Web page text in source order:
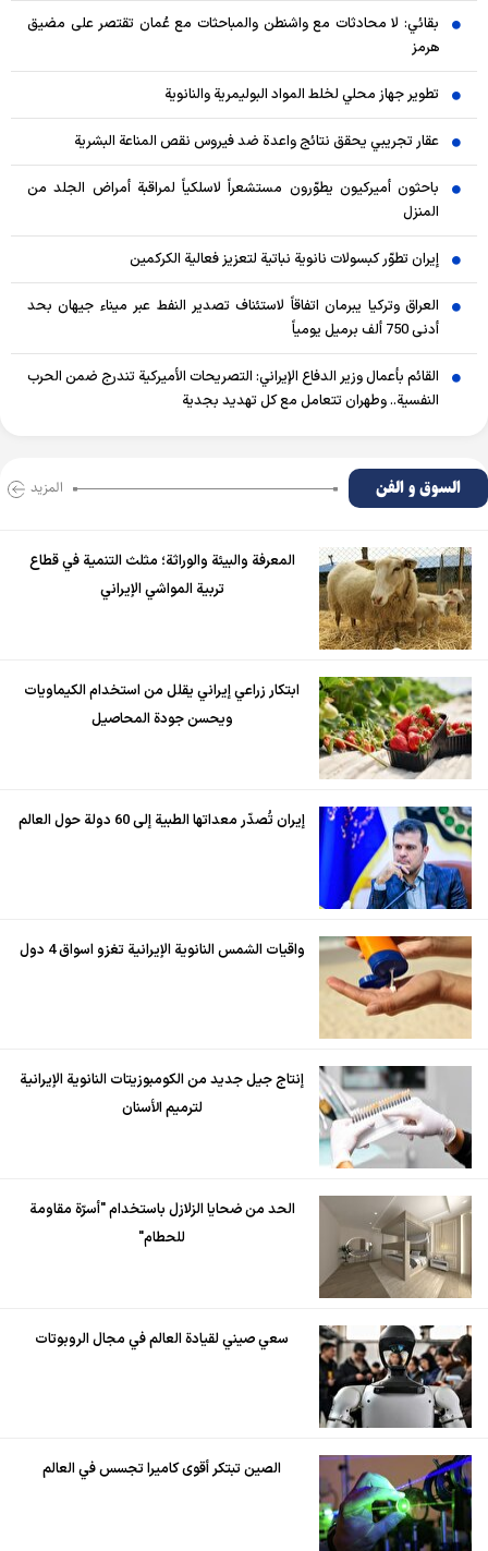
بقائي: لا محادثات مع واشنطن والمباحثات مع عُمان تقتصر على مضيق
هرمز
تطوير جهاز محلي لخلط المواد البوليمرية والنانوية
عقار تجريبي يحقق نتائج واعدة ضد فيروس نقص المناعة البشرية
باحثون أميركيون يطوّرون مستشعراً لاسلكياً لمراقبة أمراض الجلد من
المنزل
إيران تطوّر كبسولات نانوية نباتية لتعزيز فعالية الكركمين
العراق وتركيا يبرمان اتفاقاً لاستئناف تصدير النفط عبر ميناء جيهان بحد
أدنى 750 ألف برميل يومياً
القائم بأعمال وزير الدفاع الإيراني: التصريحات الأميركية تندرج ضمن الحرب
النفسية.. وطهران تتعامل مع كل تهديد بجدية
السوق و الفن المزید
المعرفة والبيئة والوراثة؛ مثلث التنمية في قطاع
تربية المواشي الإيراني
ابتكار زراعي إيراني يقلل من استخدام الكيماويات
ويحسن جودة المحاصيل
إيران تُصدّر معداتها الطبية إلى 60 دولة حول العالم
واقيات الشمس النانوية الإيرانية تغزو اسواق 4 دول
إنتاج جيل جديد من الكومبوزيتات النانوية الإيرانية
لترميم الأسنان
الحد من ضحايا الزلازل باستخدام "أسرّة مقاومة
للحطام"
سعي صيني لقيادة العالم في مجال الروبوتات
الصين تبتكر أقوى كاميرا تجسس في العالم